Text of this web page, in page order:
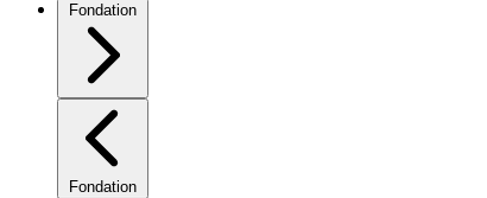
Fondation
Fondation